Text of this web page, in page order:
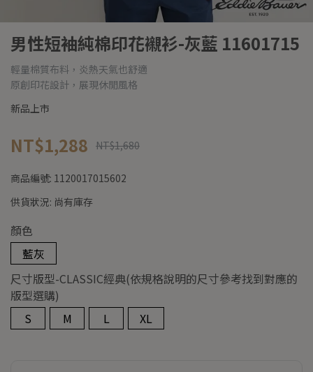
男性短袖純棉印花襯衫-灰藍 11601715
輕量棉質布料，炎熱天氣也舒適
原創印花設計，展現休閒風格
新品上市
NT$1,288 NT$1,680
商品編號: 1120017015602
供貨狀況: 尚有庫存
顏色
藍灰
尺寸版型-CLASSIC經典(依規格說明的尺寸參考找到對應的
版型選購)
S
M L XL